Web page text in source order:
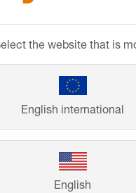
the website that is
English international
English